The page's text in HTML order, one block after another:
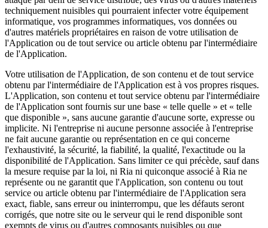
techniquement nuisibles qui pourraient infecter votre équipement
informatique, vos programmes informatiques, vos données ou
d'autres matériels propriétaires en raison de votre utilisation de
l'Application ou de tout service ou article obtenu par l'intermédiaire
de l'Application.
Votre utilisation de l'Application, de son contenu et de tout service
obtenu par l'intermédiaire de l'Application est à vos propres risques.
L'Application, son contenu et tout service obtenu par l'intermédiaire
de l'Application sont fournis sur une base « telle quelle » et « telle
que disponible », sans aucune garantie d'aucune sorte, expresse ou
implicite. Ni l'entreprise ni aucune personne associée à l'entreprise
ne fait aucune garantie ou représentation en ce qui concerne
l'exhaustivité, la sécurité, la fiabilité, la qualité, l'exactitude ou la
disponibilité de l'Application. Sans limiter ce qui précède, sauf dans
la mesure requise par la loi, ni Ria ni quiconque associé à Ria ne
représente ou ne garantit que l'Application, son contenu ou tout
service ou article obtenu par l'intermédiaire de l'Application sera
exact, fiable, sans erreur ou ininterrompu, que les défauts seront
corrigés, que notre site ou le serveur qui le rend disponible sont
exempts de virus ou d'autres composants nuisibles ou que